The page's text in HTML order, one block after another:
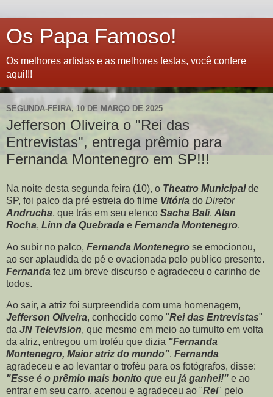
Os Papa Famoso!
Os melhores artistas e as melhores festas, você confere
aqui!!!
SEGUNDA-FEIRA, 10 DE MARÇO DE 2025
Jefferson Oliveira o "Rei das
Entrevistas", entrega prêmio para
Fernanda Montenegro em SP!!!
Na noite desta segunda feira (10), o Theatro Municipalde
SP, foi palco da pré estreia do filme Vitória do Diretor
Andrucha, que trás em seu elenco Sacha Bali, Alan
Rocha, Linn da Quebrada e Fernanda Montenegro.
Ao subir no palco, Fernanda Montenegro se emocionou,
ao ser aplaudida de pé e ovacionada pelo publico presente.
Fernanda fez um breve discurso e agradeceu o carinho de
todos.
Ao sair, a atriz foi surpreendida com uma homenagem,
Jefferson Oliveira, conhecido como "Rei das Entrevistas"
da JN Television, que mesmo em meio ao tumulto em volta
da atriz, entregou um troféu que dizia "Fernanda
Montenegro, Maior atriz do mundo". Fernanda
agradeceu e ao levantar o troféu para os fotógrafos, disse:
"Esse é o prêmio mais bonito que eu já ganhei!" e ao
entrar em seu carro, acenou e agradeceu ao "Rei" pelo